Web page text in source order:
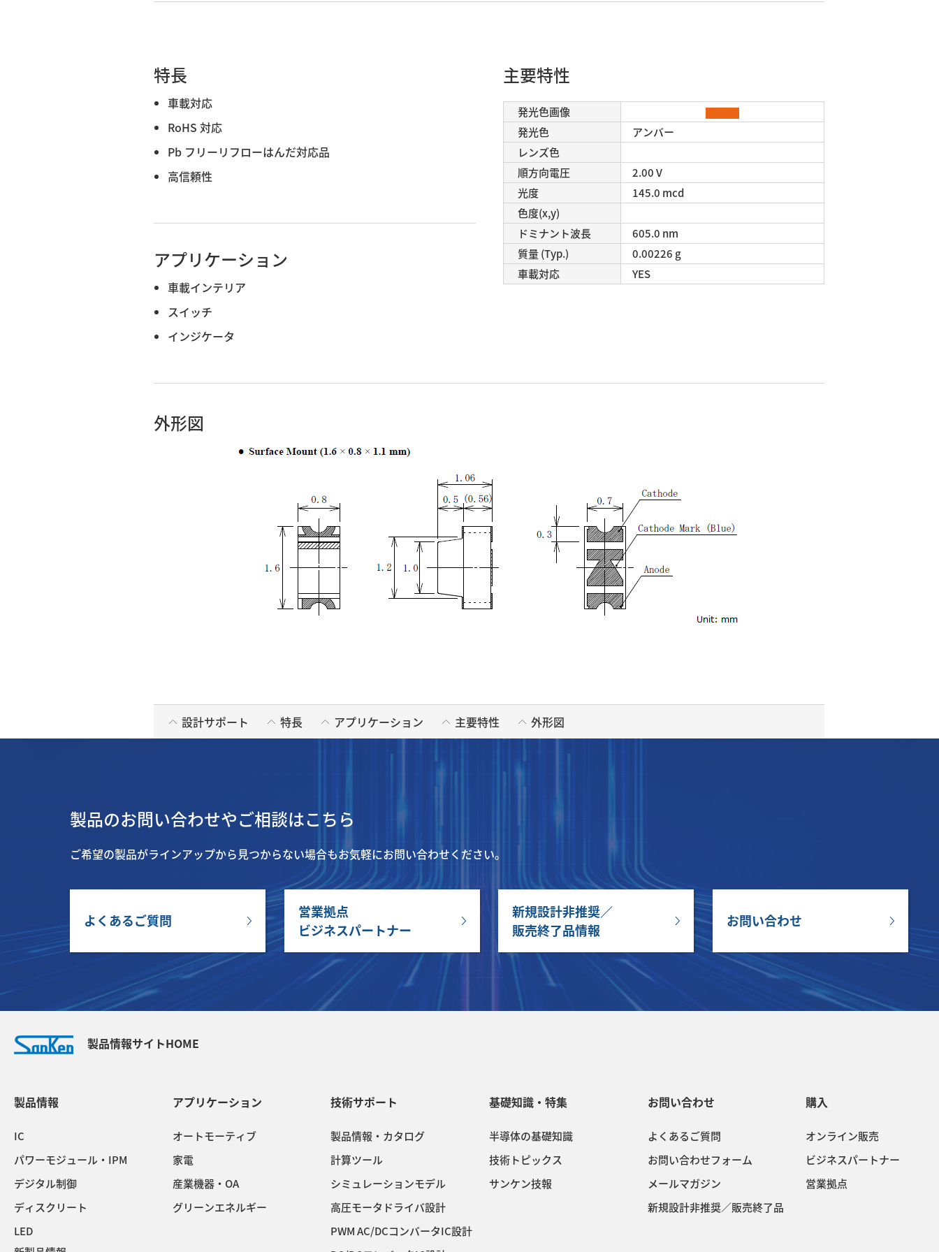
特長
車載対応
RoHS 対応
Pb フリーリフローはんだ対応品
高信頼性
アプリケーション
車載インテリア
スイッチ
インジケータ
主要特性
発光色画像
発光色
アンバー
レンズ色
順方向電圧
2.00 V
光度
145.0 mcd
色度(x,y)
ドミナント波長
605.0 nm
質量 (Typ.)
0.00226 g
車載対応
YES
外形図
設計サポート 特長 アプリケーション 主要特性 外形図
製品のお問い合わせやご相談はこちら
ご希望の製品がラインアップから見つからない場合もお気軽にお問い合わせください。
よくあるご質問
営業拠点
ビジネスパートナー
新規設計非推奨／
販売終了品情報
お問い合わせ
製品情報サイトHOME
製品情報
IC
パワーモジュール・IPM
デジタル制御
ディスクリート
LED
アプリケーション
オートモーティブ
家電
産業機器・OA
グリーンエネルギー
技術サポート
製品情報・カタログ
計算ツール
シミュレーションモデル
高圧モータドライバ設計
PWM AC/DCコンバータIC設計
基礎知識・特集
半導体の基礎知識
技術トピックス
サンケン技報
お問い合わせ
よくあるご質問
お問い合わせフォーム
メールマガジン
新規設計非推奨／販売終了品
購入
オンライン販売
ビジネスパートナー
営業拠点